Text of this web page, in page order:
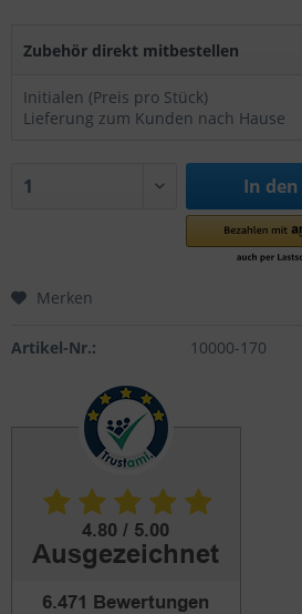
Zubehör direkt mitbestellen
Initialen (Preis pro Stück)
Lieferung zum Kunden nach Hause
In den
Merken
Artikel-Nr.: 10000-170